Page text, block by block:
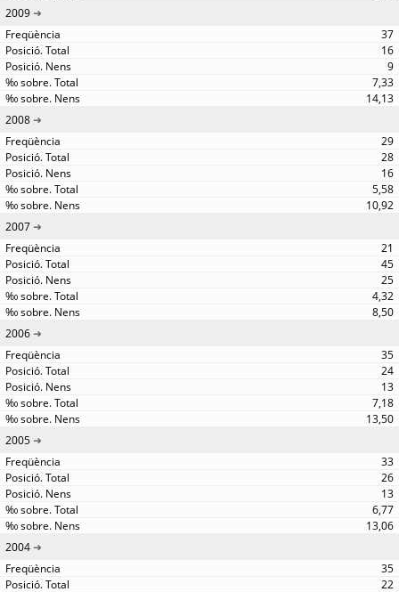
2009
37
16
9
7,33
14,13
2008
29
28
16
5,58
10,92
2007
21
45
25
4,32
8,50
2006
35
24
13
7,18
13,50
2005
33
26
13
6,77
13,06
2004
35
22